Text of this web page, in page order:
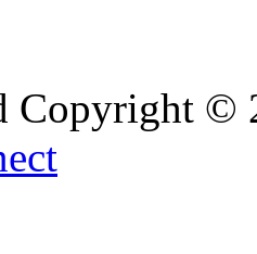
Copyright ©